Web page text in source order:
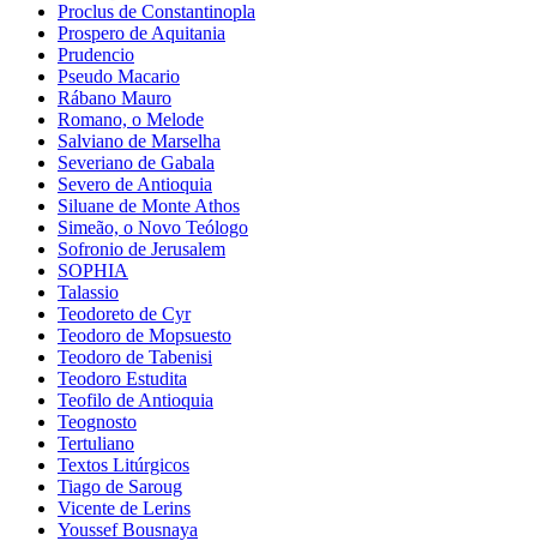
Proclus de Constantinopla
Prospero de Aquitania
Prudencio
Pseudo Macario
Rábano Mauro
Romano, o Melode
Salviano de Marselha
Severiano de Gabala
Severo de Antioquia
Siluane de Monte Athos
Simeão, o Novo Teólogo
Sofronio de Jerusalem
SOPHIA
Talassio
Teodoreto de Cyr
Teodoro de Mopsuesto
Teodoro de Tabenisi
Teodoro Estudita
Teofilo de Antioquia
Teognosto
Tertuliano
Textos Litúrgicos
Tiago de Saroug
Vicente de Lerins
Youssef Bousnaya